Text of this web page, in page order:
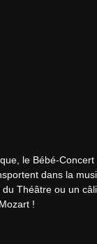
le Bébé-
dans la
Théâtre ou un
!